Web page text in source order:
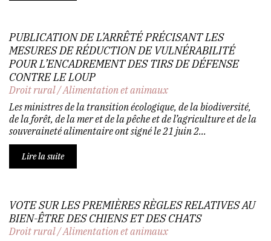
PUBLICATION DE L’ARRÊTÉ PRÉCISANT LES
MESURES DE RÉDUCTION DE VULNÉRABILITÉ
POUR L’ENCADREMENT DES TIRS DE DÉFENSE
CONTRE LE LOUP
Droit rural/Alimentation et animaux
Les ministres de la transition écologique, de la biodiversité,
de la forêt, de la mer et de la pêche et de l’agriculture et de la
souveraineté alimentaire ont signé le 21 juin 2...
Lire la suite
VOTE SUR LES PREMIÈRES RÈGLES RELATIVES AU
BIEN-ÊTRE DES CHIENS ET DES CHATS
Droit rural/Alimentation et animaux